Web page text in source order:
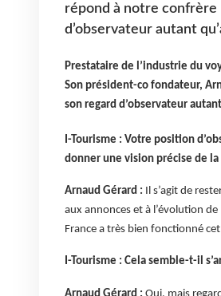
répond à notre confrère
d’observateur autant
Prestataire de l’industrie du
Son président-co fondateur,
son regard d’observateur
I-Tourisme : Votre position
donner une vision précise de
Arnaud Gérard : Il s’agit de
aux annonces et à l’évolution
France a très bien fonctionné
I-Tourisme : Cela semble-t-il